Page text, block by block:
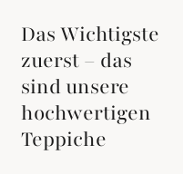
Das Wichtigste
zuerst – das
sind unsere
hochwertigen
Teppiche